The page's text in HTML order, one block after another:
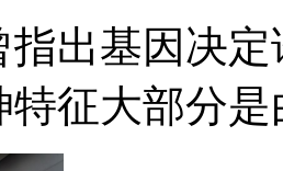
指出基因决
特征大部分